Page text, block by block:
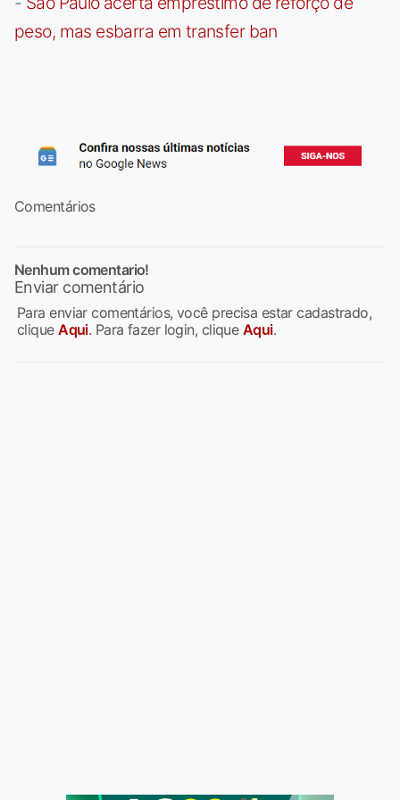
peso, mas esbarra em transfer ban
Comentários
Nenhum comentario!
Enviar comentário
Para enviar comentários, você precisa estar cadastrado,
cliqueAqui. Para fazer login, clique Aqui.